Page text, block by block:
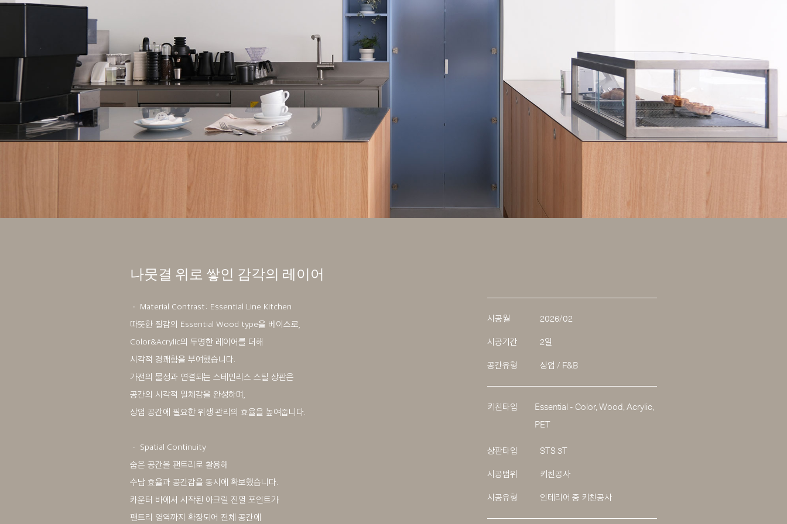
나뭇결 위로 쌓인 감각의 레이어
ㆍ Material Contrast: Essential Line Kitchen
따뜻한 질감의 Essential Wood type을 베이스로,
Color&Acrylic의 투명한 레이어를 더해
시각적 경쾌함을 부여했습니다.
가전의 물성과 연결되는 스테인리스 스틸 상판은
공간의 시각적 일체감을 완성하며,
상업 공간에 필요한 위생 관리의 효율을 높여줍니다.
ㆍ Spatial Continuity
숨은 공간을 팬트리로 활용해
수납 효율과 공간감을 동시에 확보했습니다.
카운터 바에서 시작된 아크릴 진열 포인트가
팬트리 영역까지 확장되어 전체 공간에
시공월 2026/02
시공기간 2일
공간유형 상업 / F&B
키친타입
Essential - Color, Wood, Acrylic,
PET
상판타입 STS 3T
시공범위 키친공사
시공유형 인테리어 중 키친공사